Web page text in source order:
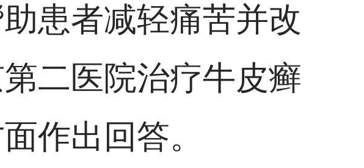
患者减轻痛苦并改
二医院治疗牛皮癣
作出回答。